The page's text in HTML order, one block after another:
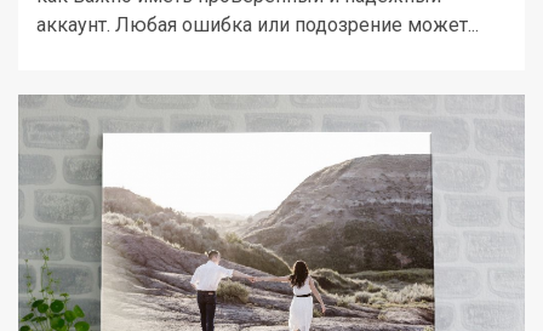
аккаунт. Любая ошибка или подозрение может...